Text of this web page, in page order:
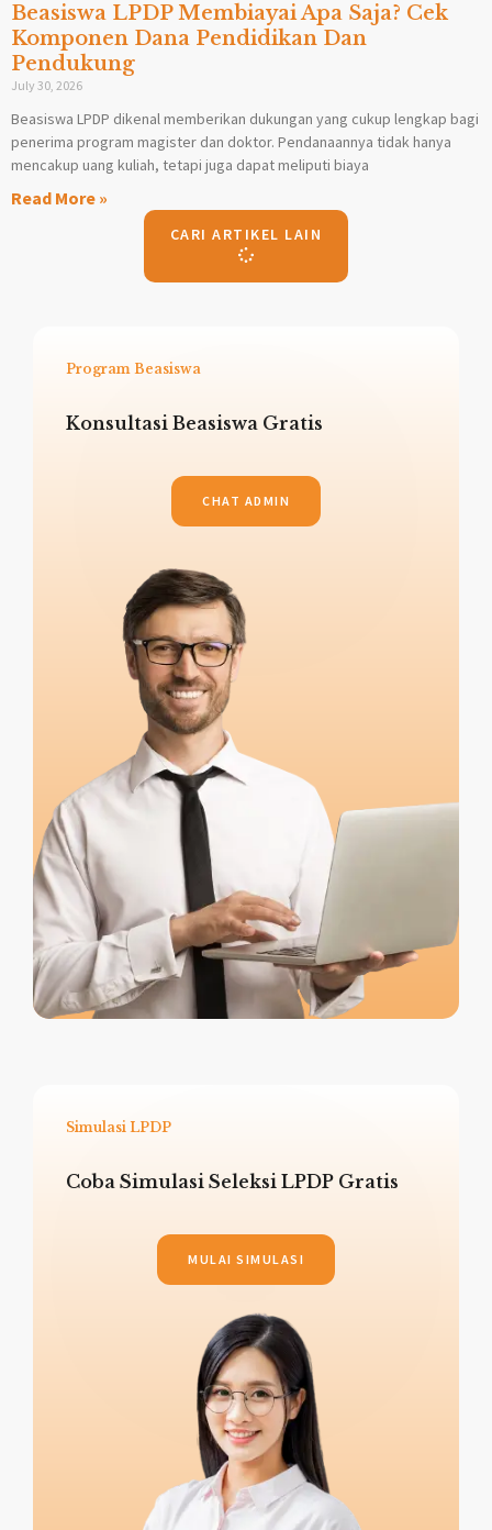
Beasiswa LPDP Membiayai Apa Saja? Cek
Komponen Dana Pendidikan Dan
Pendukung
July 30, 2026
Beasiswa LPDP dikenal memberikan dukungan yang cukup lengkap bagi
penerima program magister dan doktor. Pendanaannya tidak hanya
mencakup uang kuliah, tetapi juga dapat meliputi biaya
Read More »
CARI ARTIKEL LAIN
Program Beasiswa
Konsultasi Beasiswa Gratis
CHAT ADMIN
Simulasi LPDP
Coba Simulasi Seleksi LPDP Gratis
MULAI SIMULASI